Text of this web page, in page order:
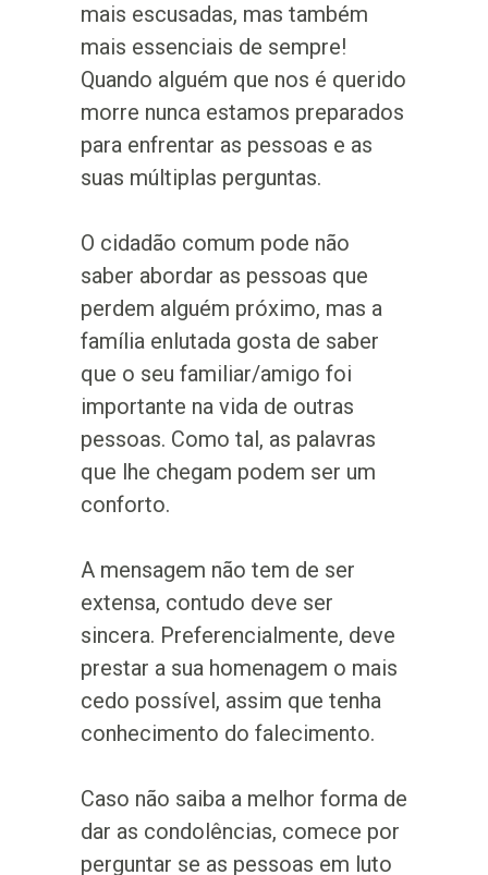
mais escusadas, mas também
mais essenciais de sempre!
Quando alguém que nos é querido
morre nunca estamos preparados
para enfrentar as pessoas e as
suas múltiplas perguntas.
O cidadão comum pode não
saber abordar as pessoas que
perdem alguém próximo, mas a
família enlutada gosta de saber
que o seu familiar/amigo foi
importante na vida de outras
pessoas. Como tal, as palavras
que lhe chegam podem ser um
conforto.
A mensagem não tem de ser
extensa, contudo deve ser
sincera. Preferencialmente, deve
prestar a sua homenagem o mais
cedo possível, assim que tenha
conhecimento do falecimento.
Caso não saiba a melhor forma de
dar as condolências, comece por
perguntar se as pessoas em luto